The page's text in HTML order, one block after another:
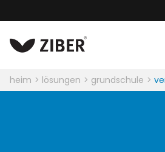
heim lösungen grundschule